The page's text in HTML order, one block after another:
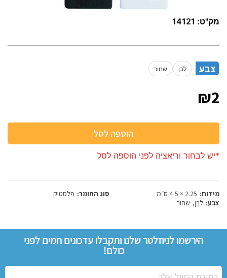
מק"ט: 14121
צבע לבן שחור
₪2
הוספה לסל
*יש לבחור וריאציה לפני הוספה לסל
מידות: 2.25 × 4.5 ס״מ
צבע: לבן, שחור
סוג החומר: פלסטיק
הירשמו לניוזלטר שלנו ותקבלו עדכונים חמים לפני
כולם!